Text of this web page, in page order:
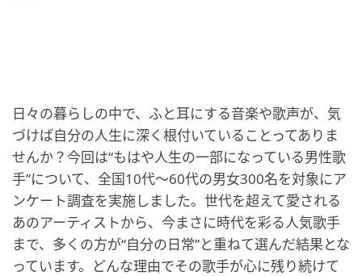
日々の暮らしの中で、ふと耳にする音楽や歌声が、気
づけば自分の人生に深く根付いていることってありま
せんか？今回は“もはや人生の一部になっている男性歌
手”について、全国10代〜60代の男女300名を対象にア
ンケート調査を実施しました。世代を超えて愛される
あのアーティストから、今まさに時代を彩る人気歌手
まで、多くの方が“自分の日常”と重ねて選んだ結果とな
っています。どんな理由でその歌手が心に残り続けて